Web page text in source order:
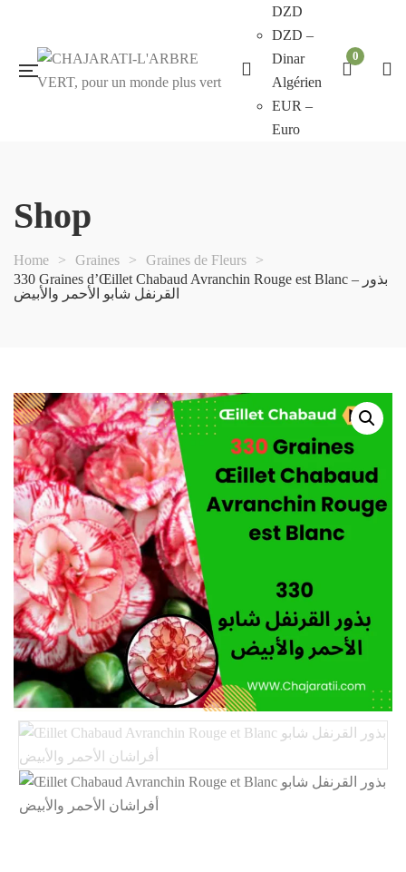
DZD
DZD –
Dinar
Algérien
EUR –
Euro
0
Shop
Home > Graines > Graines de Fleurs
>
330 Graines d’Œillet Chabaud Avranchin Rouge est Blanc – بذور
القرنفل شابو الأحمر والأبيض